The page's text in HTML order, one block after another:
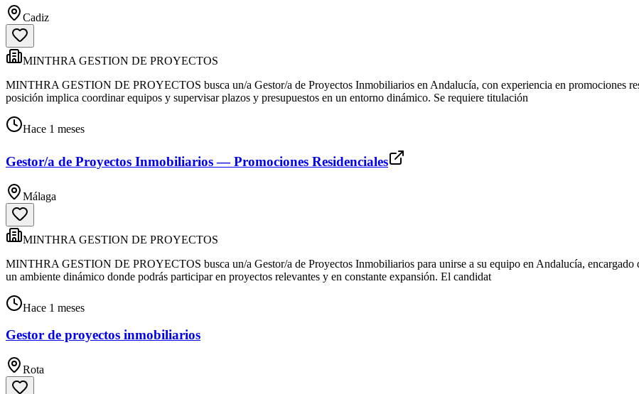
Cadiz
MINTHRA GESTION DE PROYECTOS
MINTHRA GESTION DE PROYECTOS busca un/a Gestor/a de Proyectos Inmobiliarios en Andalucía, con experiencia en promociones
posición implica coordinar equipos y supervisar plazos y presupuestos en un entorno dinámico. Se requiere titulación
Hace 1 meses
Gestor/a de Proyectos Inmobiliarios — Promociones Residenciales
Málaga
MINTHRA GESTION DE PROYECTOS
MINTHRA GESTION DE PROYECTOS busca un/a Gestor/a de Proyectos Inmobiliarios para unirse a su equipo en Andalucía, encargado
un ambiente dinámico donde podrás participar en proyectos relevantes y en constante expansión. El candidat
Hace 1 meses
Gestor de proyectos inmobiliarios
Rota